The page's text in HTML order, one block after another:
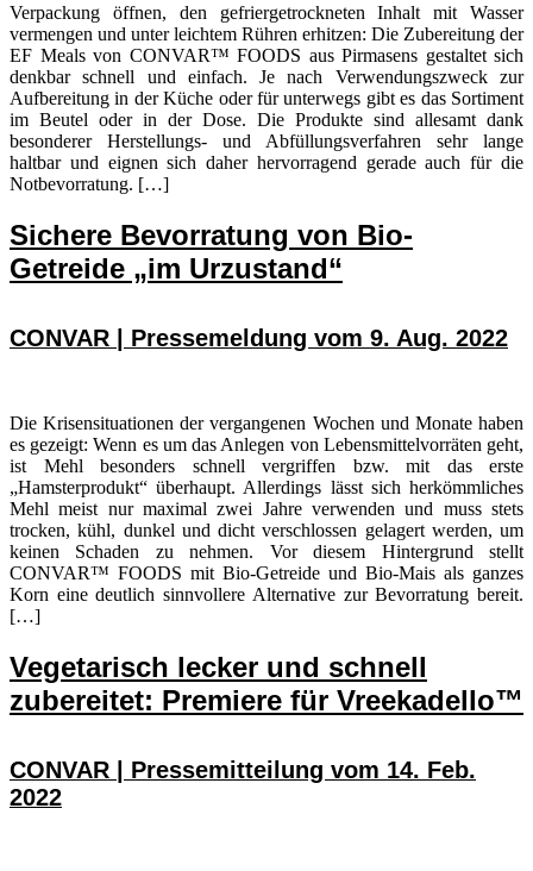
Verpackung öffnen, den gefriergetrockneten Inhalt mit Wasser
vermengen und unter leichtem Rühren erhitzen: Die Zubereitung der
EF Meals von CONVAR™ FOODS aus Pirmasens gestaltet sich
denkbar schnell und einfach. Je nach Verwendungszweck zur
Aufbereitung in der Küche oder für unterwegs gibt es das Sortiment
im Beutel oder in der Dose. Die Produkte sind allesamt dank
besonderer Herstellungs- und Abfüllungsverfahren sehr lange
haltbar und eignen sich daher hervorragend gerade auch für die
Notbevorratung. […]
Sichere Bevorratung von Bio-
Getreide „im Urzustand“
CONVAR | Pressemeldung vom 9. Aug. 2022
Die Krisensituationen der vergangenen Wochen und Monate haben
es gezeigt: Wenn es um das Anlegen von Lebensmittelvorräten geht,
ist Mehl besonders schnell vergriffen bzw. mit das erste
„Hamsterprodukt“ überhaupt. Allerdings lässt sich herkömmliches
Mehl meist nur maximal zwei Jahre verwenden und muss stets
trocken, kühl, dunkel und dicht verschlossen gelagert werden, um
keinen Schaden zu nehmen. Vor diesem Hintergrund stellt
CONVAR™ FOODS mit Bio-Getreide und Bio-Mais als ganzes
Korn eine deutlich sinnvollere Alternative zur Bevorratung bereit.
[…]
Vegetarisch lecker und schnell
zubereitet: Premiere für Vreekadello™
CONVAR | Pressemitteilung vom 14. Feb.
2022